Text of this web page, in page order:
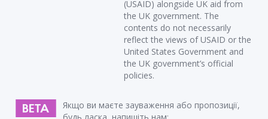
(USAID) alongside UK aid from
the UK government. The
contents do not necessarily
reflect the views of USAID or the
United States Government and
the UK government’s official
policies.
Якщо ви маєте зауваження або пропозиції,